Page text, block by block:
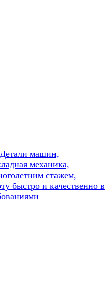
машин,
механика,
стажем,
быстро и качественно в